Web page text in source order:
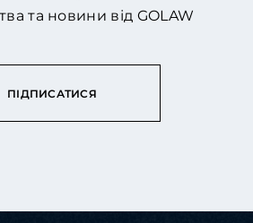
та новини від GOLAW
ПІДПИСАТИСЯ